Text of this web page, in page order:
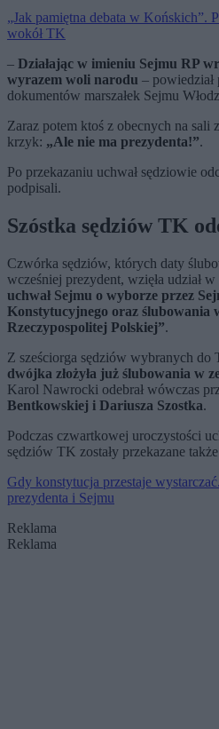
„Jak pamiętna debata w Końskich”.
wokół TK
– Działając w imieniu Sejmu RP
wyrazem woli narodu – powiedział
dokumentów marszałek Sejmu
Zaraz potem ktoś z obecnych na sali
krzyk: „Ale nie ma prezydenta!”.
Po przekazaniu uchwał sędziowie
podpisali.
Szóstka sędziów TK
Czwórka sędziów, których daty
wcześniej prezydent, wzięła udział w
uchwał Sejmu o wyborze przez
Konstytucyjnego oraz ślubowania
Rzeczypospolitej Polskiej”.
Z sześciorga sędziów wybranych do
dwójka złożyła już ślubowania w
Karol Nawrocki odebrał wówczas
Bentkowskiej i Dariusza Szostka.
Podczas czwartkowej uroczystości
sędziów TK zostały przekazane
Gdy konstytucja przestaje
prezydenta i Sejmu
Reklama
Reklama